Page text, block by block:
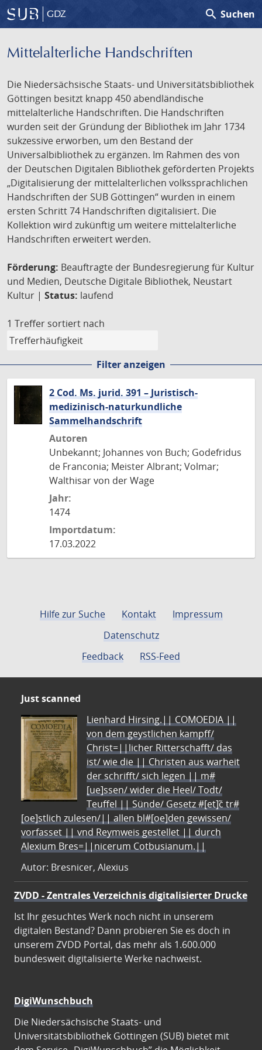
GDZ search Suchen
Mittelalterliche Handschriften
Die Niedersächsische Staats- und Universitätsbibliothek
Göttingen besitzt knapp 450 abendländische
mittelalterliche Handschriften. Die Handschriften
wurden seit der Gründung der Bibliothek im Jahr 1734
sukzessive erworben, um den Bestand der
Universalbibliothek zu ergänzen. Im Rahmen des von
der Deutschen Digitalen Bibliothek geförderten Projekts
„Digitalisierung der mittelalterlichen volkssprachlichen
Handschriften der SUB Göttingen“ wurden in einem
ersten Schritt 74 Handschriften digitalisiert. Die
Kollektion wird zukünftig um weitere mittelalterliche
Handschriften erweitert werden.
Förderung: Beauftragte der Bundesregierung für Kultur
und Medien, Deutsche Digitale Bibliothek, Neustart
Kultur | Status: laufend
1 Treffer sortiert nach
Filter anzeigen
2 Cod. Ms. jurid. 391 – Juristisch-
medizinisch-naturkundliche
Sammelhandschrift
Autoren
Unbekannt; Johannes von Buch; Godefridus
de Franconia; Meister Albrant; Volmar;
Walthisar von der Wage
Jahr:
1474
Importdatum:
17.03.2022
Hilfe zur Suche Kontakt
Impressum
Datenschutz
Feedback
RSS-Feed
Just scanned
Lienhard Hirsing.|| COMOEDIA ||
von dem geystlichen kampff/
Christ=||licher Ritterschafft/ das
ist/ wie die || Christen aus warheit
der schrifft/ sich legen || m#
[ue]ssen/ wider die Heel/ Todt/
Teuffel || Sünde/ Gesetz #[et]c̃ tr#
[oe]stlich zulesen/|| allen bl#[oe]den gewissen/
vorfasset || vnd Reymweis gestellet || durch
Alexium Bres=||nicerum Cotbusianum.||
Autor: Bresnicer, Alexius
ZVDD - Zentrales Verzeichnis digitalisierter Drucke
Ist Ihr gesuchtes Werk noch nicht in unserem
digitalen Bestand? Dann probieren Sie es doch in
unserem ZVDD Portal, das mehr als 1.600.000
bundesweit digitalisierte Werke nachweist.
DigiWunschbuch
Die Niedersächsische Staats- und
Universitätsbibliothek Göttingen (SUB) bietet mit